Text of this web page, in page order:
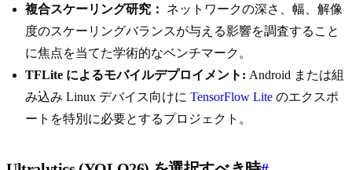
複合スケーリング研究：
ネットワークの深さ、幅、解像
度のスケーリングバランスが与える影響を調査すること
に焦点を当てた学術的なベンチマーク。
TFLite によるモバイルデプロイメント: Android または組
み込み Linux デバイス向けに TensorFlow Lite のエクスポ
ートを特別に必要とするプロジェクト。